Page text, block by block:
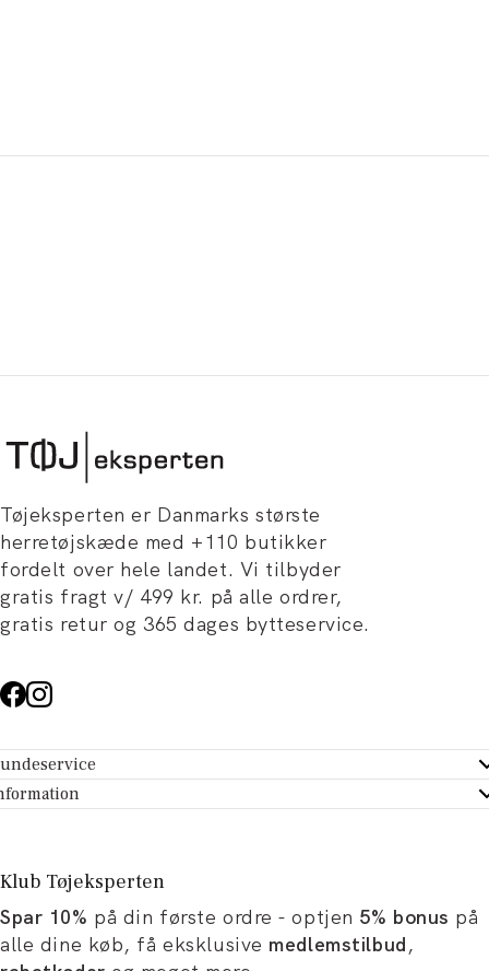
Tøjeksperten er Danmarks største
herretøjskæde med +110 butikker
fordelt over hele landet. Vi tilbyder
gratis fragt v/ 499 kr. på alle ordrer,
gratis retur og 365 dages bytteservice.
- Hjælpecenter
dit køb
Tøjeksperten
og artikler
og karriere
Klub Tøjeksperten
Spar 10% på din første ordre - optjen 5% bonus på
alle dine køb, få eksklusive medlemstilbud,